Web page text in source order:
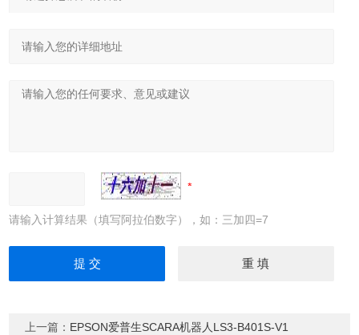
请输入计算结果（填写阿拉伯数字），如：三加四=7
上一篇： EPSON爱普生SCARA机器人LS3-B401S-V1